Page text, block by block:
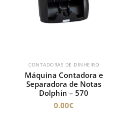
CONTADORAS DE DINHEIRO
Máquina Contadora e
Separadora de Notas
Dolphin – 570
0.00€